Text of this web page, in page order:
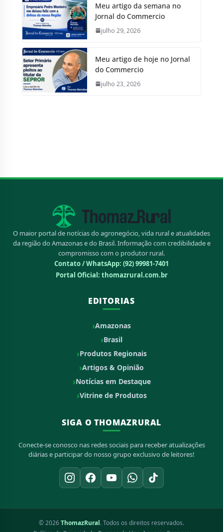
Meu artigo da semana no
Jornal do Commercio
julho 29, 2026
Meu artigo de hoje no Jornal
do Commercio
julho 23, 2026
O maior portal de notícias do agronegócio, vida rural e atualidades
da região do Amazonas e do Brasil. Informação com credibilidade e
compromisso com o produtor rural.
Contato / WhatsApp: (92) 99981-7401
Portal Oficial: thomazrural.com.br
EDITORIAS
Amazonas
Brasil
Produtos Regionais
Artigos & Opinião
Notícias em Destaque
Vitrine de Produtos
SIGA O THOMAZRURAL
Conecte-se conosco nas redes sociais para receber atualizações
diárias e participar do nosso grupo exclusivo de leitores!
© 2026ThomazRural. Todos os direitos reservados.